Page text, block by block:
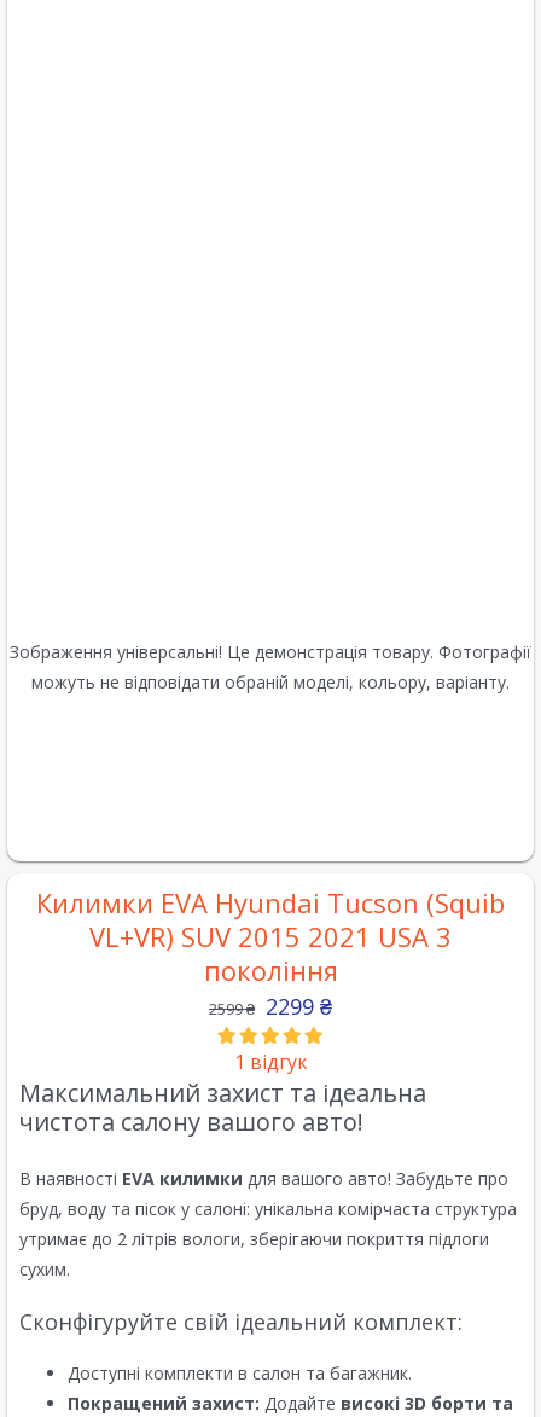
Зображення універсальні! Це демонстрація товару. Фотографії
можуть не відповідати обраній моделі, кольору, варіанту.
Килимки EVA Hyundai Tucson (Squib
VL+VR) SUV 2015 2021 USA 3
покоління
2599₴ 2299 ₴
1 відгук
Максимальний захист та ідеальна
чистота салону вашого авто!
В наявності EVA килимки для вашого авто! Забудьте про
бруд, воду та пісок у салоні: унікальна комірчаста структура
утримає до 2 літрів вологи, зберігаючи покриття підлоги
сухим.
Сконфігуруйте свій ідеальний комплект:
Доступні комплекти в салон та багажник.
Покращений захист: Додайте високі 3D борти та